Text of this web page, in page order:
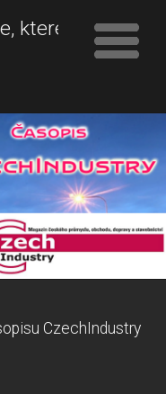
které
CzechIndustry